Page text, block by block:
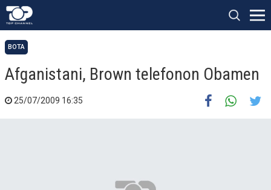
BOTA
Afganistani, Brown telefonon Obamen
25/07/2009 16:35